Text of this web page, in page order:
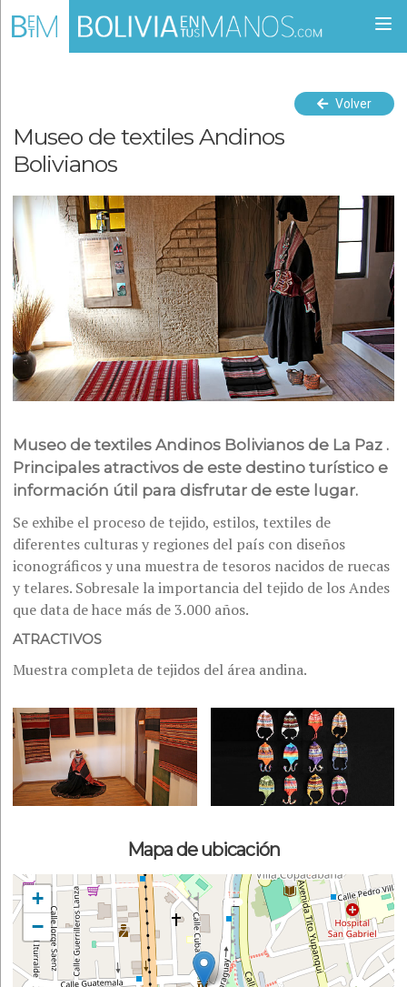
Volver
Museo de textiles Andinos
Bolivianos
Museo de textiles Andinos Bolivianos de La Paz .
Principales atractivos de este destino turístico e
información útil para disfrutar de este lugar.
Se exhibe el proceso de tejido, estilos, textiles de
diferentes culturas y regiones del país con diseños
iconográficos y una muestra de tesoros nacidos de ruecas
y telares. Sobresale la importancia del tejido de los Andes
que data de hace más de 3.000 años.
ATRACTIVOS
Muestra completa de tejidos del área andina.
Mapa de ubicación
+
−